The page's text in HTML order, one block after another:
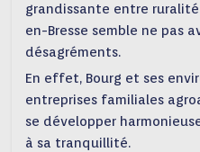
grandissante entre
en-Bresse semble ne pas
désagréments.
En effet, Bourg et ses
entreprises familiales
se développer
à sa tranquillité.